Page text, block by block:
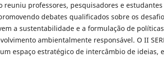
reuniu professores, pesquisadores e
debates qualificados sobre os
a sustentabilidade e a formulação de
ambientalmente responsável. O II
espaço estratégico de intercâmbio de ideias,